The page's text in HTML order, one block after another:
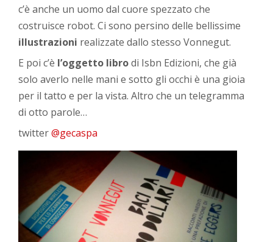
c’è anche un uomo dal cuore spezzato che
costruisce robot. Ci sono persino delle bellissime
illustrazioni realizzate dallo stesso Vonnegut.
E poi c’è l’oggetto librodi Isbn Edizioni, che già
solo averlo nelle mani e sotto gli occhi è una gioia
per il tatto e per la vista. Altro che un telegramma
di otto parole…
twitter@gecaspa